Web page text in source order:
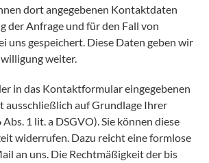
dort angegebenen Kontaktdaten
der Anfrage und für den Fall von
uns gespeichert. Diese Daten geben wir
weiter.
in das Kontaktformular eingegebenen
ausschließlich auf Grundlage Ihrer
1 lit. a DSGVO). Sie können diese
widerrufen. Dazu reicht eine formlose
an uns. Die Rechtmäßigkeit der bis